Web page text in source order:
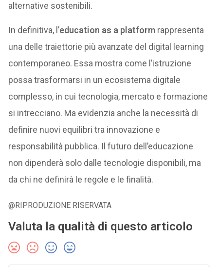
alternative sostenibili.
In definitiva, l’education as a platform rappresenta
una delle traiettorie più avanzate del digital learning
contemporaneo. Essa mostra come l’istruzione
possa trasformarsi in un ecosistema digitale
complesso, in cui tecnologia, mercato e formazione
si intrecciano. Ma evidenzia anche la necessità di
definire nuovi equilibri tra innovazione e
responsabilità pubblica. Il futuro dell’educazione
non dipenderà solo dalle tecnologie disponibili, ma
da chi ne definirà le regole e le finalità.
@RIPRODUZIONE RISERVATA
Valuta la qualità di questo articolo